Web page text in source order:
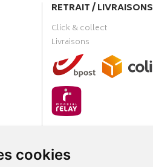
cookies
RETRAIT / LIVRAISONS
Click & collect
Livraisons